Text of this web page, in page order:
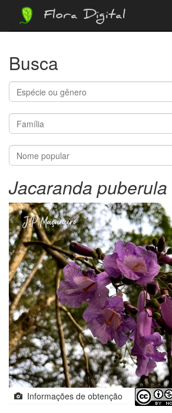
Flora Digital
Busca
Jacaranda puberula
Informações de obtenção